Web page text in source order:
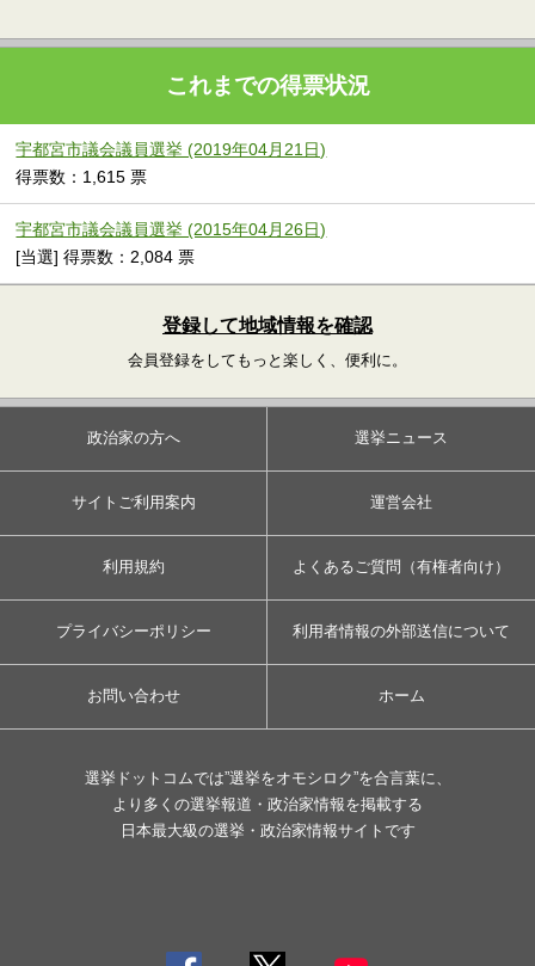
これまでの得票状況
宇都宮市議会議員選挙 (2019年04月21日)
得票数：1,615 票
宇都宮市議会議員選挙 (2015年04月26日)
[当選] 得票数：2,084 票
登録して地域情報を確認
会員登録をしてもっと楽しく、便利に。
政治家の方へ 選挙ニュース
サイトご利用案内 運営会社
利用規約 よくあるご質問（有権者向け）
プライバシーポリシー 利用者情報の外部送信について
お問い合わせ ホーム
選挙ドットコムでは”選挙をオモシロク”を合言葉に、
より多くの選挙報道・政治家情報を掲載する
日本最大級の選挙・政治家情報サイトです